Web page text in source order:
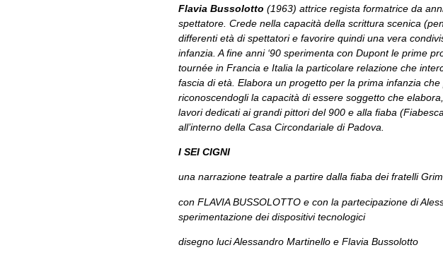
Flavia Bussolotto (1963) attrice regista formatrice da
spettatore. Crede nella capacità della scrittura scenica
differenti età di spettatori e favorire quindi una vera
infanzia. A fine anni ‘90 sperimenta con Dupont le prime
tournée in Francia e Italia la particolare relazione che
fascia di età. Elabora un progetto per la prima infanzia
riconoscendogli la capacità di essere soggetto che
lavori dedicati ai grandi pittori del 900 e alla fiaba
all’interno della Casa Circondariale di Padova.
I SEI CIGNI
una narrazione teatrale a partire dalla fiaba dei fratelli
con FLAVIA BUSSOLOTTO e con la partecipazione di
sperimentazione dei dispositivi tecnologici
disegno luci Alessandro Martinello e Flavia Bussolotto